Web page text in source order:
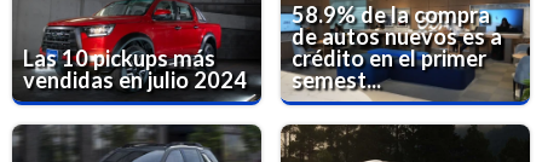
Las 10 pickups más
vendidas en julio 2024
58.9% de la compra
de autos nuevos es a
crédito en el primer
semest...